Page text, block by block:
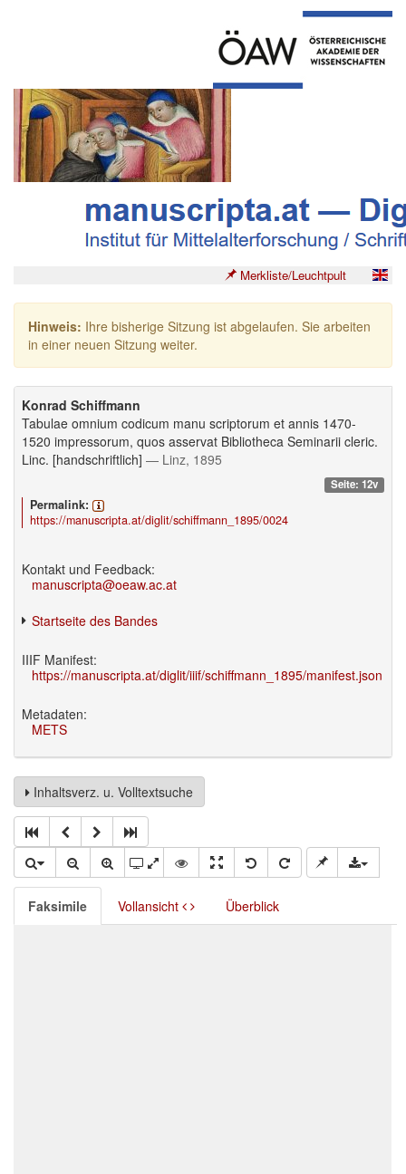
Merkliste/Leuchtpult
Hinweis: Ihre bisherige Sitzung ist abgelaufen. Sie arbeiten
in einer neuen Sitzung weiter.
Konrad Schiffmann
Tabulae omnium codicum manu scriptorum et annis 1470-
1520 impressorum, quos asservat Bibliotheca Seminarii cleric.
Linc. [handschriftlich] — Linz, 1895
Seite: 12v
Permalink:
https://manuscripta.at/diglit/schiffmann_1895/0024
Kontakt und Feedback:
manuscripta@oeaw.ac.at
Startseite des Bandes
IIIF Manifest:
https://manuscripta.at/diglit/iiif/schiffmann_1895/manifest.json
Metadaten:
METS
Inhaltsverz. u. Volltextsuche
Faksimile Vollansicht Überblick